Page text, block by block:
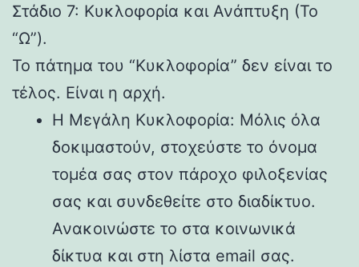
Στάδιο 7: Κυκλοφορία και Ανάπτυξη (Το
“Ω”).
Το πάτημα του “Κυκλοφορία” δεν είναι το
τέλος. Είναι η αρχή.
Η Μεγάλη Κυκλοφορία: Μόλις όλα
δοκιμαστούν, στοχεύστε το όνομα
τομέα σας στον πάροχο φιλοξενίας
σας και συνδεθείτε στο διαδίκτυο.
Ανακοινώστε το στα κοινωνικά
δίκτυα και στη λίστα email σας.